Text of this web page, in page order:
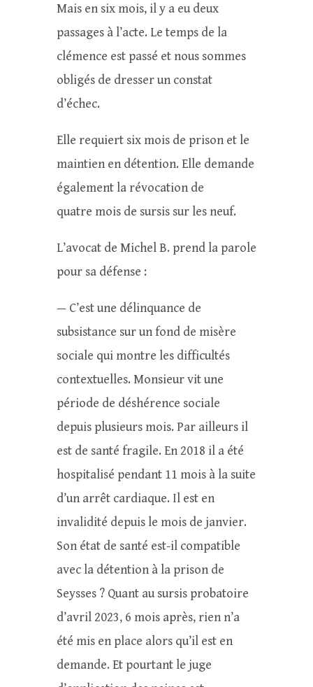
Mais en six mois, il y a eu deux
passages à l’acte. Le temps de la
clémence est passé et nous sommes
obligés de dresser un constat
d’échec.
Elle requiert six mois de prison et le
maintien en détention. Elle demande
également la révocation de
quatre mois de sursis sur les neuf.
L’avocat de Michel B. prend la parole
pour sa défense :
— C’est une délinquance de
subsistance sur un fond de misère
sociale qui montre les difficultés
contextuelles. Monsieur vit une
période de déshérence sociale
depuis plusieurs mois. Par ailleurs il
est de santé fragile. En 2018 il a été
hospitalisé pendant 11 mois à la suite
d’un arrêt cardiaque. Il est en
invalidité depuis le mois de janvier.
Son état de santé est-il compatible
avec la détention à la prison de
Seysses ? Quant au sursis probatoire
d’avril 2023, 6 mois après, rien n’a
été mis en place alors qu’il est en
demande. Et pourtant le juge